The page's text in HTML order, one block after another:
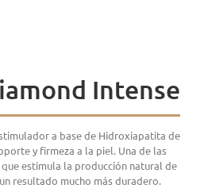
Intense
a base de Hidroxiapatita de
y firmeza a la piel. Una de las
estimula la producción natural de
resultado mucho más duradero.